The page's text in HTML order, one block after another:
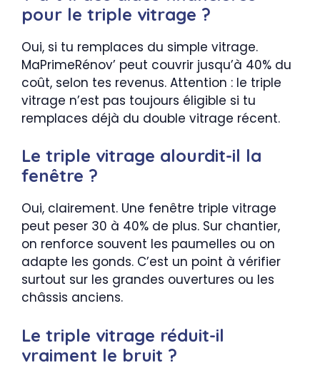
pour le triple vitrage ?
Oui, si tu remplaces du simple vitrage.
MaPrimeRénov’ peut couvrir jusqu’à 40% du
coût, selon tes revenus. Attention : le triple
vitrage n’est pas toujours éligible si tu
remplaces déjà du double vitrage récent.
Le triple vitrage alourdit-il la
fenêtre ?
Oui, clairement. Une fenêtre triple vitrage
peut peser 30 à 40% de plus. Sur chantier,
on renforce souvent les paumelles ou on
adapte les gonds. C’est un point à vérifier
surtout sur les grandes ouvertures ou les
châssis anciens.
Le triple vitrage réduit-il
vraiment le bruit ?